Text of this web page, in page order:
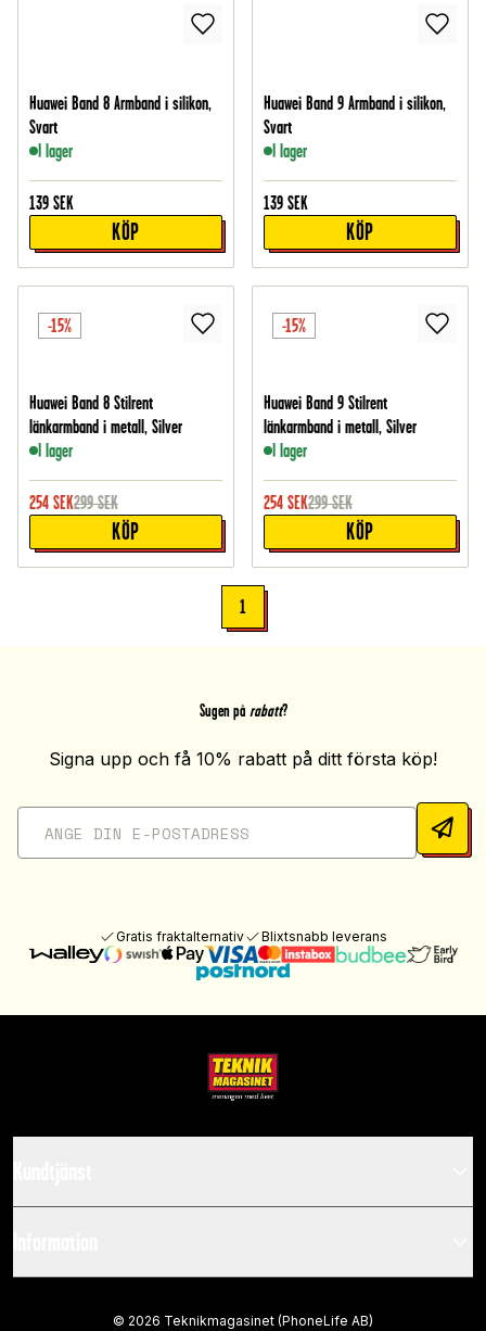
Huawei Band 8 Armband i silikon,
Svart
I lager
139 SEK
KÖP
Huawei Band 9 Armband i silikon,
Svart
I lager
139 SEK
KÖP
-15%
Huawei Band 8 Stilrent
länkarmband i metall, Silver
I lager
254 SEK299 SEK
KÖP
-15%
Huawei Band 9 Stilrent
länkarmband i metall, Silver
I lager
254 SEK299 SEK
KÖP
1
Sugen på rabatt?
Signa upp och få 10% rabatt på ditt första köp!
Gratis fraktalternativ Blixtsnabb leverans
© 2026 Teknikmagasinet (PhoneLife AB)